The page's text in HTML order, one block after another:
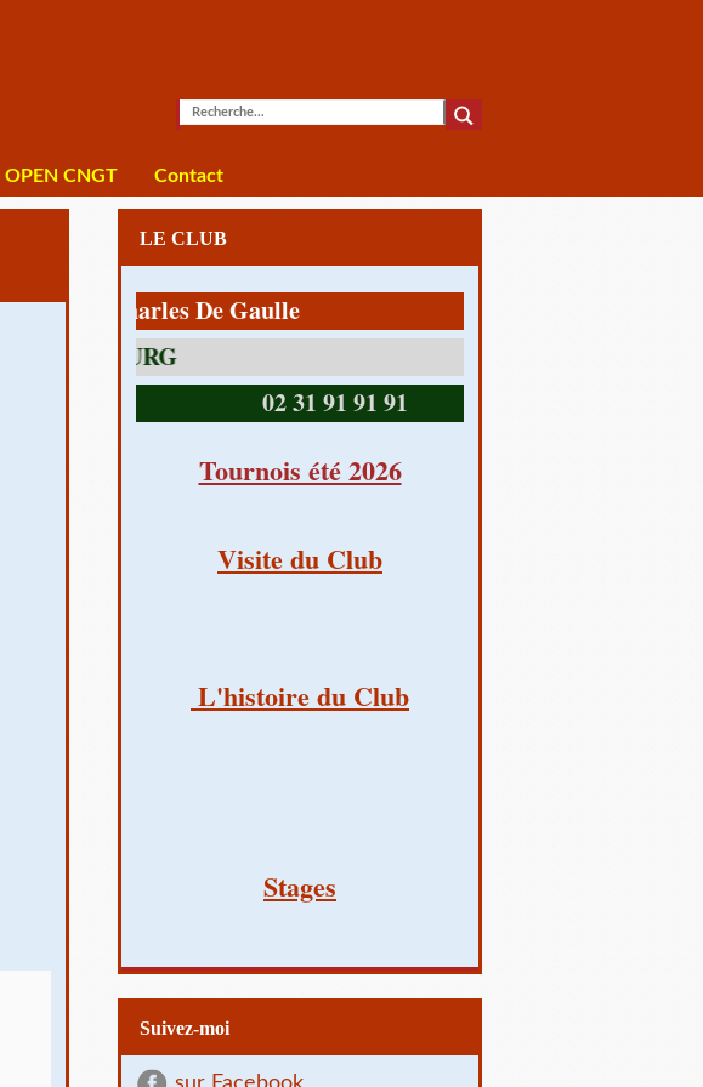
OPEN CNGT Contact
LE CLUB
1 av Charles De Gaulle
02 31 91 91 91
Tournois été 2026
Visite du Club
L'histoire du Club
Stages
Suivez-moi
sur Facebook